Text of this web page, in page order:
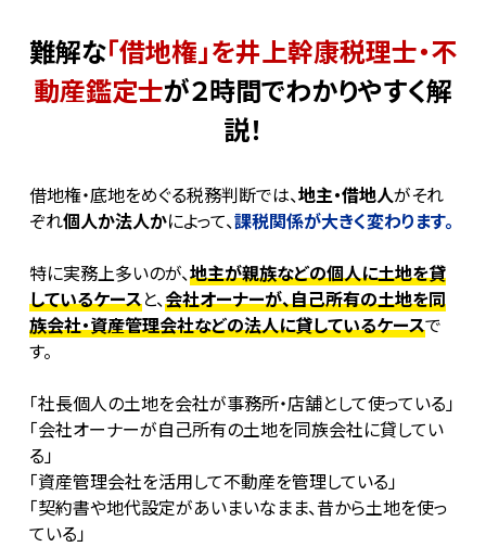
難解な「借地権」を井上幹康税理士・不
動産鑑定士が２時間でわかりやすく解
説！
借地権・底地をめぐる税務判断では、地主・借地人がそれ
ぞれ個人か法人かによって、課税関係が大きく変わります。
特に実務上多いのが、地主が親族などの個人に土地を貸
しているケースと、会社オーナーが、自己所有の土地を同
族会社・資産管理会社などの法人に貸しているケースで
す。
「社長個人の土地を会社が事務所・店舗として使っている」
「会社オーナーが自己所有の土地を同族会社に貸してい
る」
「資産管理会社を活用して不動産を管理している」
「契約書や地代設定があいまいなまま、昔から土地を使っ
ている」